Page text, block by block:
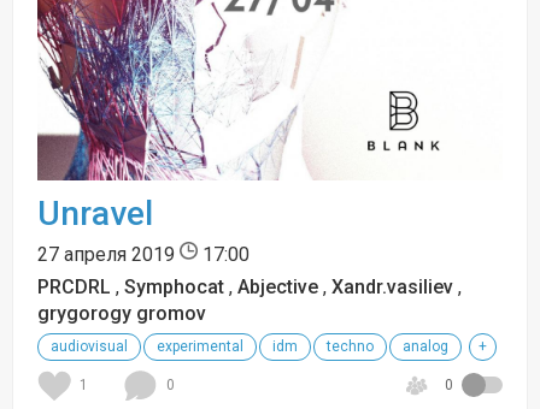
Unravel
27 апреля 2019
17:00
PRCDRL , Symphocat , Abjective , Xandr.vasiliev ,
grygorogy gromov
audiovisual experimental idm techno analog +
1 0 0